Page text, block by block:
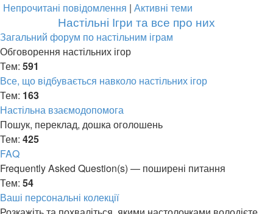
Непрочитані повідомлення | Активні теми
Настільні Ігри та все про них
Загальний форум по настільним іграм
Обговорення настільних ігор
Тем: 591
Все, що відбувається навколо настільних ігор
Тем: 163
Настільна взаємодопомога
Пошук, переклад, дошка оголошень
Тем: 425
FAQ
Frequently Asked Question(s) — поширені питання
Тем: 54
Ваші персональні колекції